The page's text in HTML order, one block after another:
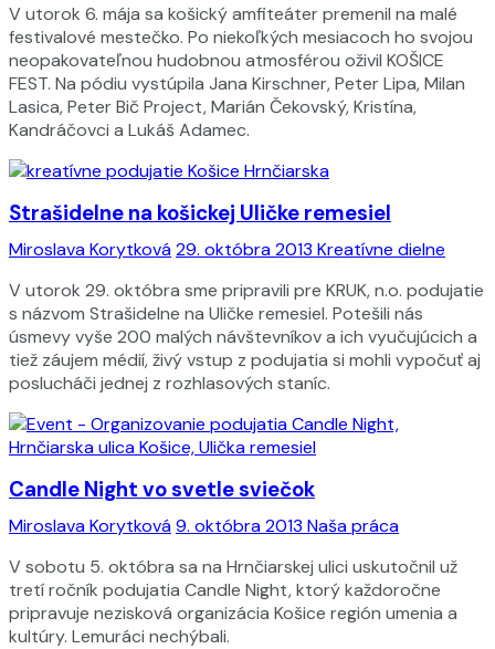
V utorok 6. mája sa košický amfiteáter premenil na malé
festivalové mestečko. Po niekoľkých mesiacoch ho svojou
neopakovateľnou hudobnou atmosférou oživil KOŠICE
FEST. Na pódiu vystúpila Jana Kirschner, Peter Lipa, Milan
Lasica, Peter Bič Project, Marián Čekovský, Kristína,
Kandráčovci a Lukáš Adamec.
Miroslava Korytková29. októbra 2013 Kreatívne dielne
Strašidelne na košickej Uličke remesiel
V utorok 29. októbra sme pripravili pre KRUK, n.o. podujatie
s názvom Strašidelne na Uličke remesiel. Potešili nás
úsmevy vyše 200 malých návštevníkov a ich vyučujúcich a
tiež záujem médií, živý vstup z podujatia si mohli vypočuť aj
poslucháči jednej z rozhlasových staníc.
Miroslava Korytková9. októbra 2013 Naša práca
Candle Night vo svetle sviečok
V sobotu 5. októbra sa na Hrnčiarskej ulici uskutočnil už
tretí ročník podujatia Candle Night, ktorý každoročne
pripravuje nezisková organizácia Košice región umenia a
kultúry. Lemuráci nechýbali.